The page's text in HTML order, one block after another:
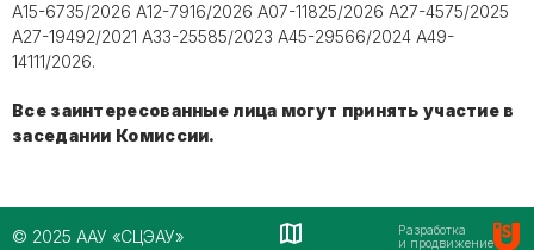
А15-6735/2026 А12-7916/2026 А07-11825/2026 А27-4575/2025
А27-19492/2021 А33-25585/2023 А45-29566/2024 А49-
14111/2026.
Все заинтересованные лица могут принять участие в
заседании Комиссии.
© 2025 ААУ «СЦЭАУ»
Разработка
и продвижение